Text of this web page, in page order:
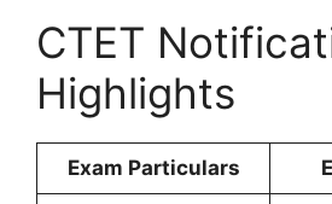
CTET
Highlights
Exam Particulars